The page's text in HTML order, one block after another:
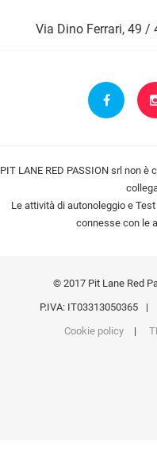
Via Dino Ferrari, 49 /
PIT LANE RED PASSION srl non
Le attività di autonoleggio e
connesse con le
© 2017 Pit Lane Red
P.IVA: IT03313050365
|
Cookie policy
|